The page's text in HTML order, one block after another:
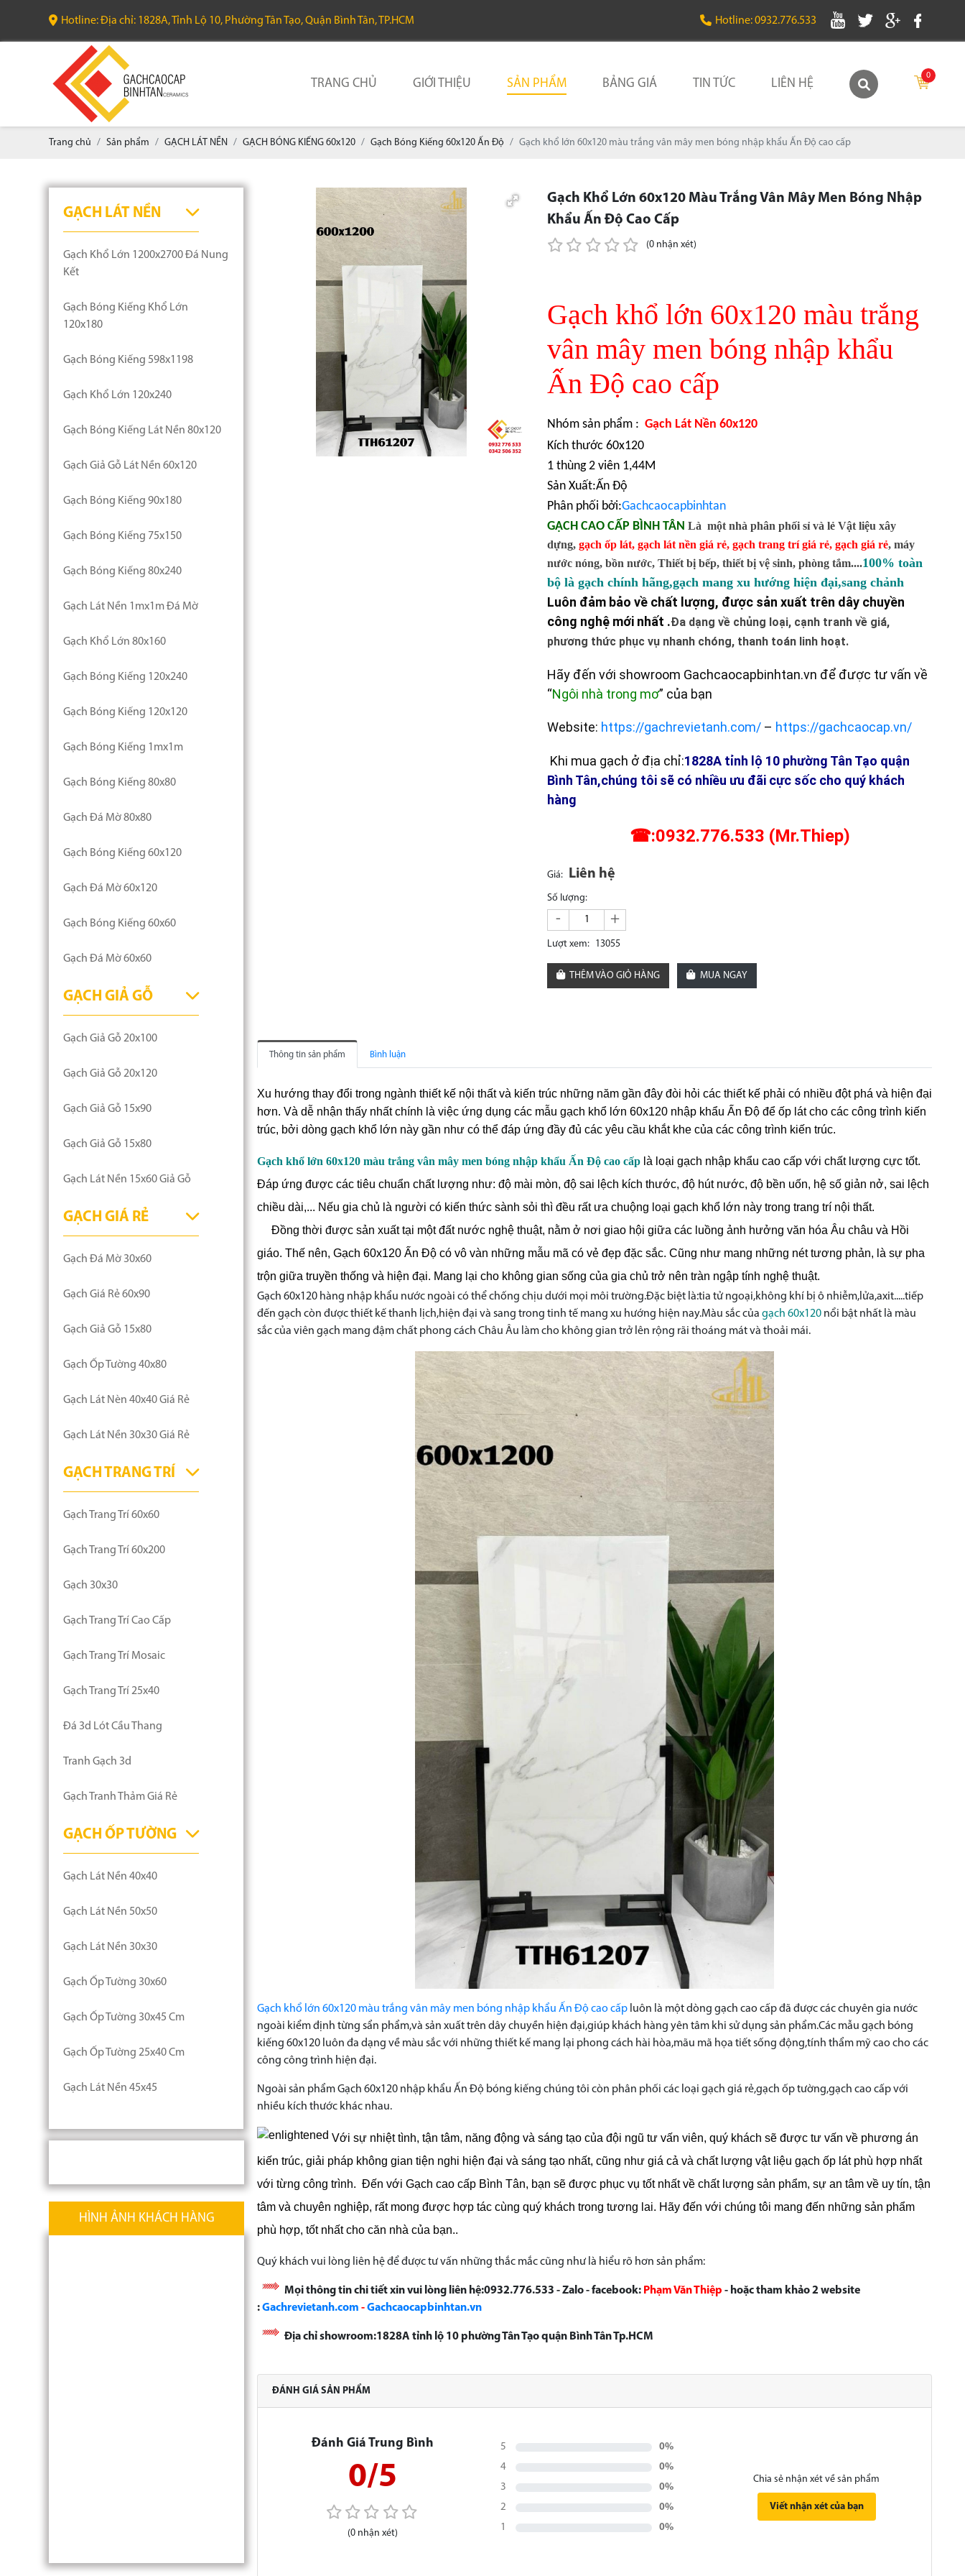
Hotline: Địa chỉ: 1828A, Tỉnh Lộ 10, Phường Tân Tạo, Quận Bình Tân, TP.HCM Hotline: 0932.776.533
TRANG CHỦ GIỚI THIỆU SẢN PHẨM BẢNG GIÁ TIN TỨC LIÊN HỆ
0
Trang chủ Sản phẩm GẠCH LÁT NỀN GẠCH BÓNG KIẾNG 60x120 Gạch Bóng Kiếng 60x120 Ấn Độ Gạch khổ lớn 60x120 màu trắng vân mây men bóng nhập khẩu Ấn Độ cao cấp
GẠCH LÁT NỀN
Gạch Khổ Lớn 1200x2700 Đá Nung
Kết
Gạch Bóng Kiếng Khổ Lớn
120x180
Gạch Bóng Kiếng 598x1198
Gạch Khổ Lớn 120x240
Gạch Bóng Kiếng Lát Nền 80x120
Gạch Giả Gỗ Lát Nền 60x120
Gạch Bóng Kiếng 90x180
Gạch Bóng Kiếng 75x150
Gạch Bóng Kiếng 80x240
Gạch Lát Nền 1mx1m Đá Mờ
Gạch Khổ Lớn 80x160
Gạch Bóng Kiếng 120x240
Gạch Bóng Kiếng 120x120
Gạch Bóng Kiếng 1mx1m
Gạch Bóng Kiếng 80x80
Gạch Đá Mờ 80x80
Gạch Bóng Kiếng 60x120
Gạch Đá Mờ 60x120
Gạch Bóng Kiếng 60x60
Gạch Đá Mờ 60x60
GẠCH GIẢ GỖ
Gạch Giả Gỗ 20x100
Gạch Giả Gỗ 20x120
Gạch Giả Gỗ 15x90
Gạch Giả Gỗ 15x80
Gạch Lát Nền 15x60 Giả Gỗ
GẠCH GIÁ RẺ
Gạch Đá Mờ 30x60
Gạch Giá Rẻ 60x90
Gạch Giả Gỗ 15x80
Gạch Ốp Tường 40x80
Gạch Lát Nèn 40x40 Giá Rẻ
Gạch Lát Nền 30x30 Giá Rẻ
GẠCH TRANG TRÍ
Gạch Trang Trí 60x60
Gạch Trang Trí 60x200
Gạch 30x30
Gạch Trang Trí Cao Cấp
Gạch Trang Trí Mosaic
Gạch Trang Trí 25x40
Đá 3d Lót Cầu Thang
Tranh Gạch 3d
Gạch Tranh Thảm Giá Rẻ
GẠCH ỐP TƯỜNG
Gạch Lát Nền 40x40
Gạch Lát Nền 50x50
Gạch Lát Nền 30x30
Gạch Ốp Tường 30x60
Gạch Ốp Tường 30x45 Cm
Gạch Ốp Tường 25x40 Cm
Gạch Lát Nền 45x45
HÌNH ẢNH KHÁCH HÀNG
Gạch Khổ Lớn 60x120 Màu Trắng Vân Mây Men Bóng Nhập
Khẩu Ấn Độ Cao Cấp
(0 nhận xét)
Gạch khổ lớn 60x120 màu trắng
vân mây men bóng nhập khẩu
Ấn Độ cao cấp
Nhóm sản phẩm : Gạch Lát Nền 60x120
Kích thước 60x120
1 thùng 2 viên 1,44M
Sản Xuất:Ấn Độ
Phân phối bởi:Gachcaocapbinhtan
GẠCH CAO CẤP BÌNH TÂN Là một nhà phân phối sỉ và lẻ Vật liệu xây
dựng,gạch ốp lát,gạch lát nền giá rẻ,gạch trang trí giá rẻ,gạch giá rẻ, máy
nước nóng, bồn nước, Thiết bị bếp, thiết bị vệ sinh, phòng tắm....100% toàn
bộ là gạch chính hãng,gạch mang xu hướng hiện đại,sang chảnh
Luôn đảm bảo về chất lượng, được sản xuất trên dây chuyền
công nghệ mới nhất .Đa dạng về chủng loại, cạnh tranh về giá,
phương thức phục vụ nhanh chóng, thanh toán linh hoạt.
Hãy đến với showroom Gachcaocapbinhtan.vn để được tư vấn về
“Ngôi nhà trong mơ” của bạn
Website: https://gachrevietanh.com/ – https://gachcaocap.vn/
Khi mua gạch ở địa chỉ:1828A tỉnh lộ 10 phường Tân Tạo quận
Bình Tân,chúng tôi sẽ có nhiều ưu đãi cực sốc cho quý khách
hàng
☎:0932.776.533 (Mr.Thiep)
Giá: Liên hệ
Số lượng:
- +
Lượt xem: 13055
THÊM VÀO GIỎ HÀNG MUA NGAY
Thông tin sản phẩm Bình luận
Xu hướng thay đổi trong ngành thiết kế nội thất và kiến trúc những năm gần đây đòi hỏi các thiết kế phải có nhiều đột phá và hiện đại
hơn. Và dễ nhận thấy nhất chính là việc ứng dụng các mẫu gạch khổ lớn 60x120 nhập khẩu Ấn Độ để ốp lát cho các công trình kiến
trúc, bởi dòng gạch khổ lớn này gần như có thể đáp ứng đầy đủ các yêu cầu khắt khe của các công trình kiến trúc.
Gạch khổ lớn 60x120 màu trắng vân mây men bóng nhập khẩu Ấn Độ cao cấp là loại gạch nhập khẩu cao cấp với chất lượng cực tốt.
Đáp ứng được các tiêu chuẩn chất lượng như: độ mài mòn, độ sai lệch kích thước, độ hút nước, độ bền uốn, hệ số giản nở, sai lệch
chiều dài,... Nếu gia chủ là người có kiến thức sành sỏi thì đều rất ưa chuộng loại gạch khổ lớn này trong trang trí nội thất.
Đồng thời được sản xuất tại một đất nước nghệ thuật, nằm ở nơi giao hội giữa các luồng ảnh hưởng văn hóa Âu châu và Hồi
giáo. Thế nên, Gạch 60x120 Ấn Độ có vô vàn những mẫu mã có vẻ đẹp đặc sắc. Cũng như mang những nét tương phản, là sự pha
trộn giữa truyền thống và hiện đại. Mang lại cho không gian sống của gia chủ trở nên tràn ngập tính nghệ thuật.
Gạch 60x120 hàng nhập khẩu nước ngoài có thể chống chịu dưới mọi môi trường.Đặc biệt là:tia tử ngoại,không khí bị ô nhiễm,lửa,axit.....tiếp
đến gạch còn được thiết kế thanh lịch,hiện đại và sang trong tinh tế mang xu hướng hiện nay.Màu sắc của gạch 60x120 nổi bật nhất là màu
sắc của viên gạch mang đậm chất phong cách Châu Âu làm cho không gian trở lên rộng rãi thoáng mát và thoải mái.
Gạch khổ lớn 60x120 màu trắng vân mây men bóng nhập khẩu Ấn Độ cao cấp luôn là một dòng gạch cao cấp đã được các chuyên gia nước
ngoài kiểm định từng sẩn phẩm,và sản xuất trên dây chuyền hiện đại,giúp khách hàng yên tâm khi sử dụng sản phẩm.Các mẫu gạch bóng
kiếng 60x120 luôn đa dạng về màu sắc với những thiết kế mang lại phong cách hài hòa,mãu mã họa tiết sống động,tính thẩm mỹ cao cho các
công công trình hiện đại.
Ngoài sản phẩm Gạch 60x120 nhập khẩu Ấn Độ bóng kiếng chúng tôi còn phân phối các loại gạch giá rẻ,gạch ốp tường,gạch cao cấp với
nhiều kích thước khác nhau.
Với sự nhiệt tình, tận tâm, năng động và sáng tạo của đội ngũ tư vấn viên, quý khách sẽ được tư vấn về phương án
kiến trúc, giải pháp không gian tiện nghi hiện đại và sáng tạo nhất, cũng như giá cả và chất lượng vật liệu gạch ốp lát phù hợp nhất
với từng công trình. Đến với Gạch cao cấp Bình Tân, bạn sẽ được phục vụ tốt nhất về chất lượng sản phẩm, sự an tâm về uy tín, tận
tâm và chuyên nghiệp, rất mong được hợp tác cùng quý khách trong tương lai. Hãy đến với chúng tôi mang đến những sản phẩm
phù hợp, tốt nhất cho căn nhà của bạn..
Quý khách vui lòng liên hệ để được tư vấn những thắc mắc cũng như là hiểu rõ hơn sản phẩm:
Mọi thông tin chi tiết xin vui lòng liên hệ:0932.776.533 - Zalo - facebook: Phạm Văn Thiệp - hoặc tham khảo 2 website
:Gachrevietanh.com -Gachcaocapbinhtan.vn
Địa chỉ showroom:1828A tỉnh lộ 10 phường Tân Tạo quận Bình Tân Tp.HCM
ĐÁNH GIÁ SẢN PHẨM
Đánh Giá Trung Bình
0/5
(0 nhận xét)
5
0%
4
0%
3
0%
2
0%
1
0%
Chia sẻ nhận xét về sản phẩm
Viết nhận xét của bạn